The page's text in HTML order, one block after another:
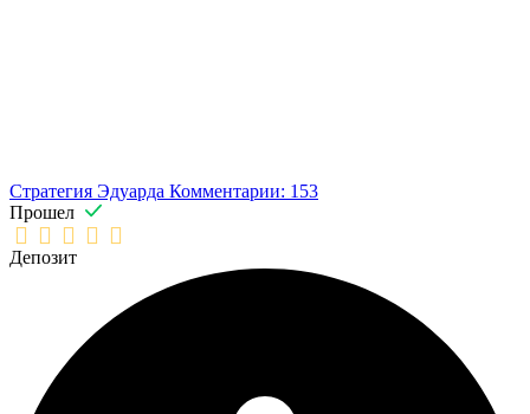
Стратегия Эдуарда Комментарии: 153
Прошел
Депозит